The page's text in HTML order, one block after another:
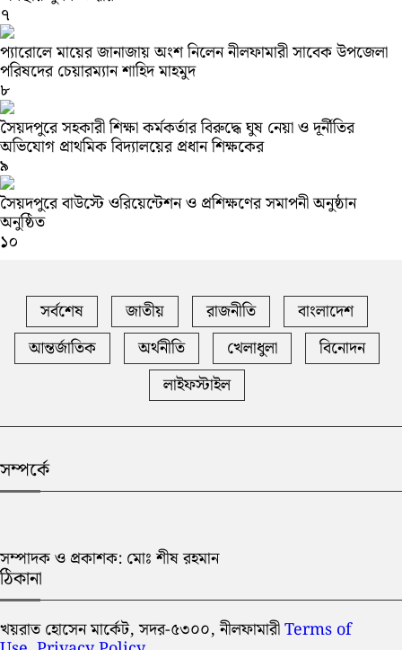
৭
প্যারোলে মায়ের জানাজায় অংশ নিলেন নীলফামারী সাবেক উপজেলা
পরিষদের চেয়ারম্যান শাহিদ মাহমুদ
৮
সৈয়দপুরে সহকারী শিক্ষা কর্মকর্তার বিরুদ্ধে ঘুষ নেয়া ও দূর্নীতির
অভিযোগ প্রাথমিক বিদ্যালয়ের প্রধান শিক্ষকের
৯
সৈয়দপুরে বাউস্টে ওরিয়েন্টেশন ও প্রশিক্ষণের সমাপনী অনুষ্ঠান
অনুষ্ঠিত
১০
সর্বশেষ জাতীয় রাজনীতি
বাংলাদেশ
আন্তর্জাতিক
অর্থনীতি খেলাধুলা
বিনোদন
লাইফস্টাইল
সম্পর্কে
সম্পাদক ও প্রকাশক: মোঃ শীষ রহমান
ঠিকানা
খয়রাত হোসেন মার্কেট, সদর-৫৩০০, নীলফামারীTerms of